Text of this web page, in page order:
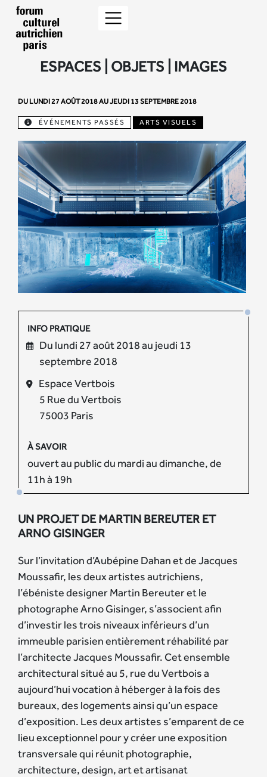
ESPACES | OBJETS | IMAGES
DU LUNDI 27 AOÛT 2018 AU JEUDI 13 SEPTEMBRE 2018
ÉVÉNEMENTS PASSÉS ARTS VISUELS
INFO PRATIQUE
Du lundi 27 août 2018 au jeudi 13
septembre 2018
Espace Vertbois
5 Rue du Vertbois
75003 Paris
À SAVOIR
ouvert au public du mardi au dimanche, de
11h à 19h
UN PROJET DE MARTIN BEREUTER ET
ARNO GISINGER
Sur l’invitation d’Aubépine Dahan et de Jacques
Moussafir, les deux artistes autrichiens,
l’ébéniste designer Martin Bereuter et le
photographe Arno Gisinger, s’associent afin
d’investir les trois niveaux inférieurs d’un
immeuble parisien entièrement réhabilité par
l’architecte Jacques Moussafir. Cet ensemble
architectural situé au 5, rue du Vertbois a
aujourd’hui vocation à héberger à la fois des
bureaux, des logements ainsi qu’un espace
d’exposition. Les deux artistes s’emparent de ce
lieu exceptionnel pour y créer une exposition
transversale qui réunit photographie,
architecture, design, art et artisanat